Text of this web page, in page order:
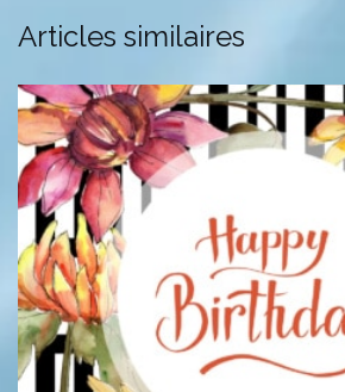
Articles similaires